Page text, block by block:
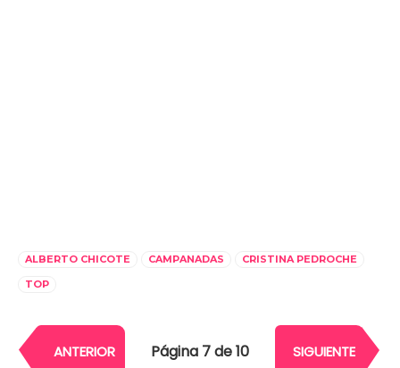
ALBERTO CHICOTE CAMPANADAS
CRISTINA PEDROCHE
TOP
ANTERIOR Página 7 de 10 SIGUIENTE